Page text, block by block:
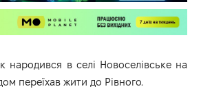
народився в селі Новоселівське на
переїхав жити до Рівного.